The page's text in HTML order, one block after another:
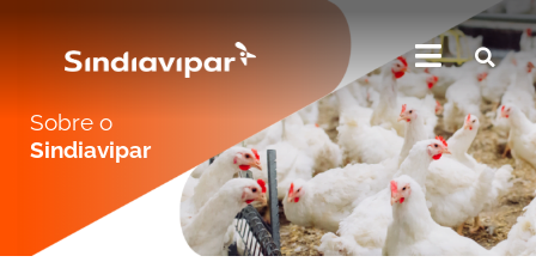
Sobre o
Sindiavipar